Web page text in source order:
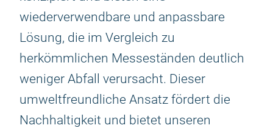
wiederverwendbare und anpassbare
Lösung, die im Vergleich zu
herkömmlichen Messeständen deutlich
weniger Abfall verursacht. Dieser
umweltfreundliche Ansatz fördert die
Nachhaltigkeit und bietet unseren